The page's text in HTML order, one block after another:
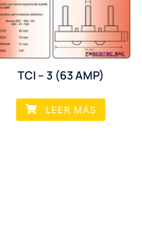
TCI – 3 (63 AMP)
LEER MÁS